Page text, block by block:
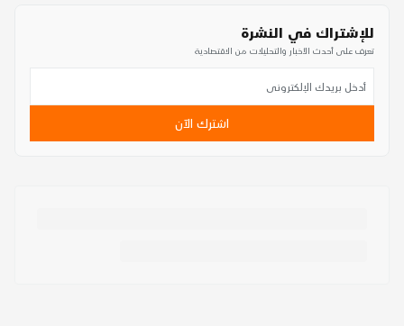
للإشتراك في النشرة
تعرف على أحدث الأخبار والتحليلات من الاقتصادية
اشترك الآن